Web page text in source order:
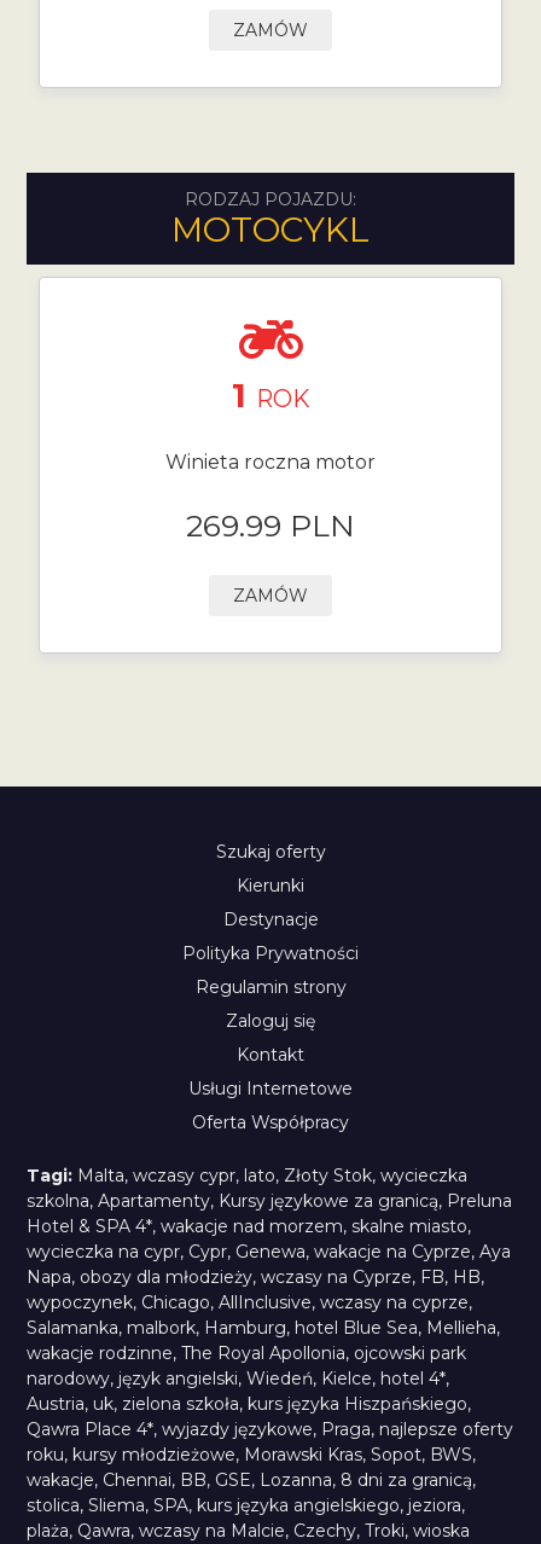
ZAMÓW
RODZAJ POJAZDU:
MOTOCYKL
1 ROK
Winieta roczna motor
269.99 PLN
ZAMÓW
Szukaj oferty
Kierunki
Destynacje
Polityka Prywatności
Regulamin strony
Zaloguj się
Kontakt
Usługi Internetowe
Oferta Współpracy
Tagi: Malta,wczasy cypr, lato, Złoty Stok,wycieczka
szkolna,Apartamenty, Kursy językowe za granicą, Preluna
Hotel & SPA 4*,wakacje nad morzem, skalne miasto,
wycieczka na cypr, Cypr, Genewa,wakacje na Cyprze,Aya
Napa, obozy dla młodzieży,wczasy na Cyprze, FB, HB,
wypoczynek, Chicago,AllInclusive,wczasy na cyprze,
Salamanka, malbork, Hamburg, hotel Blue Sea, Mellieha,
wakacje rodzinne,The Royal Apollonia, ojcowski park
narodowy, język angielski,Wiedeń, Kielce, hotel 4*,
Austria, uk, zielona szkoła, kurs języka Hiszpańskiego,
Qawra Place 4*,wyjazdy językowe, Praga, najlepsze oferty
roku, kursy młodzieżowe, Morawski Kras,Sopot, BWS,
wakacje, Chennai, BB, GSE, Lozanna, 8 dni za granicą,
stolica,Sliema,SPA, kurs języka angielskiego, jeziora,
plaża, Qawra,wczasy na Malcie, Czechy,Troki,wioska